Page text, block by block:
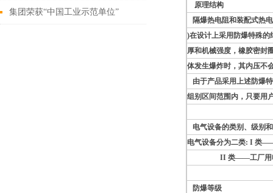
会暨国家标准审查会
集团荣获“中国工业示范单位”
原理结构
隔爆热电阻和装配式热
)在设计上采用防爆特殊
厚和机械强度，橡胶密封
体发生爆炸时，其内压不
由于产品采用上述防爆
组别区间范围内，只要用
电气设备的类别、级别
电气设备分为二类: I 类
II 类——工厂用电
防爆等级